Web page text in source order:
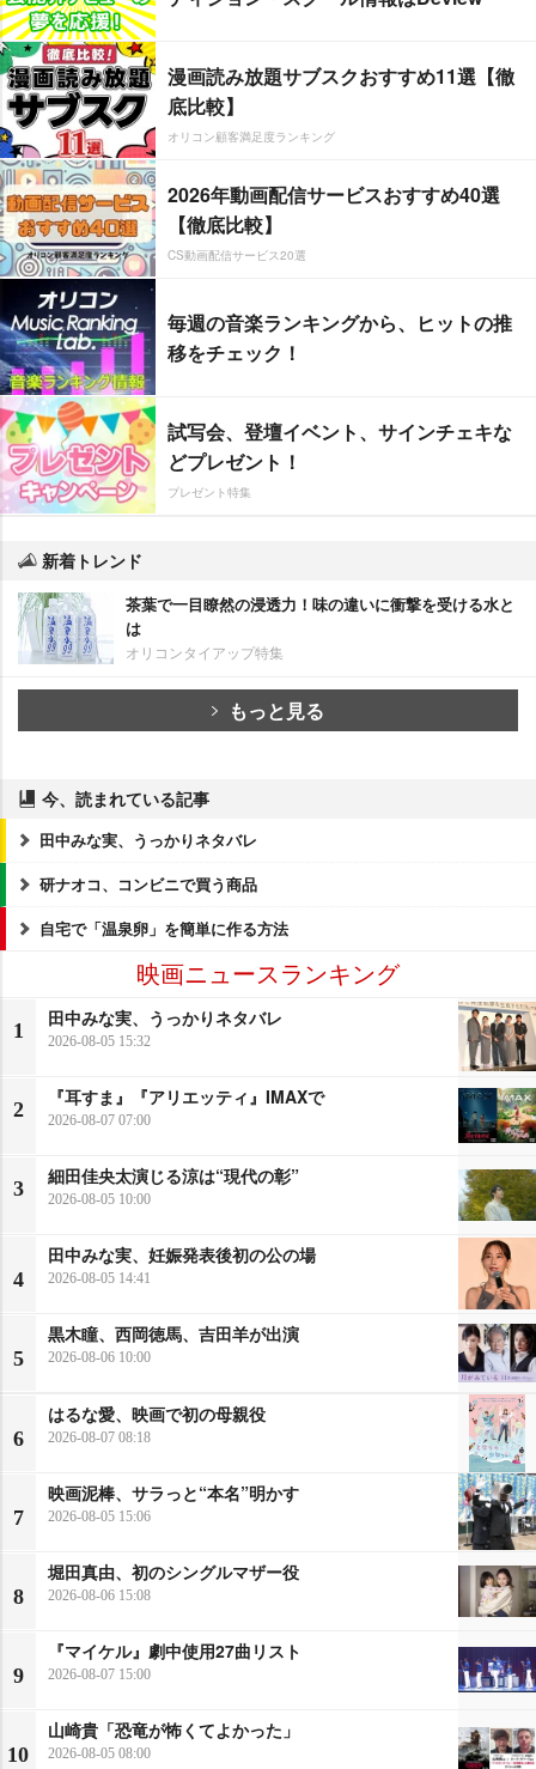
漫画読み放題サブスクおすすめ11選【徹
底比較】
オリコン顧客満足度ランキング
2026年動画配信サービスおすすめ40選
【徹底比較】
CS動画配信サービス20選
毎週の音楽ランキングから、ヒットの推
移をチェック！
試写会、登壇イベント、サインチェキな
どプレゼント！
プレゼント特集
新着トレンド
茶葉で一目瞭然の浸透力！味の違いに衝撃を受ける水と
は
オリコンタイアップ特集
もっと見る
今、読まれている記事
田中みな実、うっかりネタバレ
研ナオコ、コンビニで買う商品
自宅で「温泉卵」を簡単に作る方法
映画ニュースランキング
1
田中みな実、うっかりネタバレ
2026-08-05 15:32
2
『耳すま』『アリエッティ』IMAXで
2026-08-07 07:00
3
細田佳央太演じる涼は“現代の彰”
2026-08-05 10:00
4
田中みな実、妊娠発表後初の公の場
2026-08-05 14:41
5
黒木瞳、西岡徳馬、吉田羊が出演
2026-08-06 10:00
6
はるな愛、映画で初の母親役
2026-08-07 08:18
7
映画泥棒、サラっと“本名”明かす
2026-08-05 15:06
8
堀田真由、初のシングルマザー役
2026-08-06 15:08
9
『マイケル』劇中使用27曲リスト
2026-08-07 15:00
10
山崎貴「恐竜が怖くてよかった」
2026-08-05 08:00